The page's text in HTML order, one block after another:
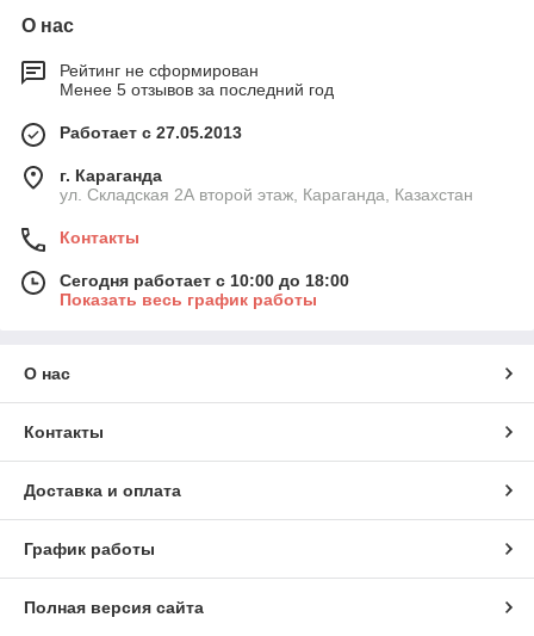
О нас
Рейтинг не сформирован
Менее 5 отзывов за последний год
Работает с 27.05.2013
г. Караганда
ул. Складская 2А второй этаж, Караганда, Казахстан
Контакты
Сегодня работает с 10:00 до 18:00
Показать весь график работы
О нас
Контакты
Доставка и оплата
График работы
Полная версия сайта